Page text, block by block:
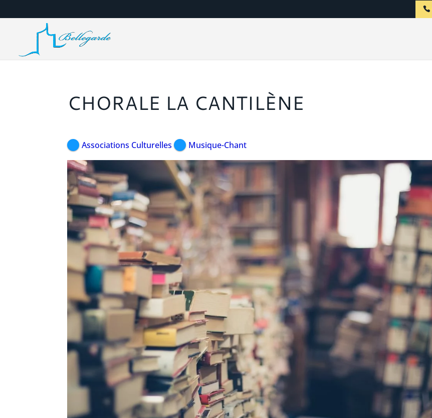
CHORALE LA CANTILÈNE
Associations Culturelles Musique-Chant